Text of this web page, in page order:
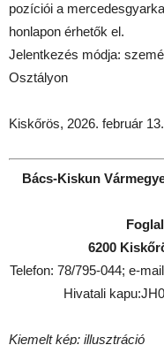
pozíciói a
honlapon érhetők el.
Jelentkezés módja:
Osztályon
Kiskőrös, 2026. február 13.
Bács-Kiskun
6200
Telefon: 78/795-044; e-
Hivatali
Kiemelt kép: illusztráció